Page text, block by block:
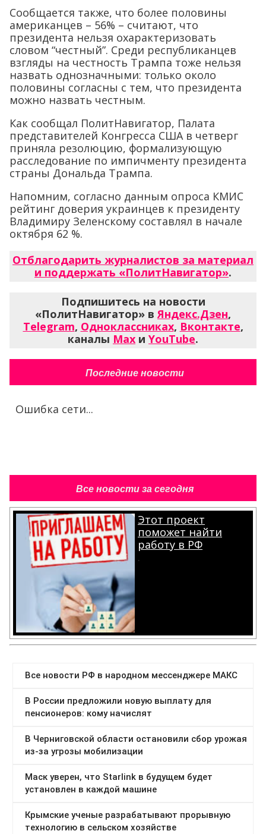
Сообщается также, что более половины
американцев – 56% – считают, что
президента нельзя охарактеризовать
словом “честный”. Среди республиканцев
взгляды на честность Трампа тоже нельзя
назвать однозначными: только около
половины согласны с тем, что президента
можно назвать честным.
Как сообщал ПолитНавигатор, Палата
представителей Конгресса США в четверг
приняла резолюцию, формализующую
расследование по импичменту президента
страны Дональда Трампа.
Напомним, согласно данным опроса КМИС
рейтинг доверия украинцев к президенту
Владимиру Зеленскому составлял в начале
октября 62 %.
Отблагодарить журналистов за материал
и поддержать «ПолитНавигатор».
Подпишитесь на новости
«ПолитНавигатор» вЯндекс.Дзен,
Telegram, Одноклассниках, Вконтакте,
каналы Max и YouTube.
Последние новости
Ошибка сети...
Все новости за сегодня
Этот проект
поможет найти
работу в РФ
.